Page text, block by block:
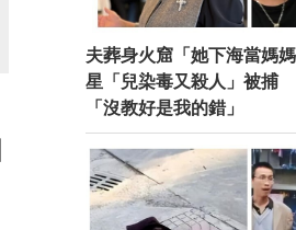
夫葬身火窟「她下海當媽
星「兒染毒又殺人」被捕
「沒教好是我的錯」